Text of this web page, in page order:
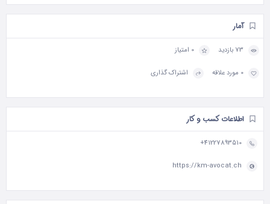
آمار
73 بازدید 0 امتیاز
0 مورد علاقه اشتراک گذاری
اطلاعات کسب و کار
41227893510+
https://km-avocat.ch